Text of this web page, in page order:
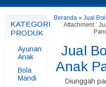
KATEGORI
PRODUK
Ayunan
Anak
Bola
Mandi
Beranda» Jual
Attachment :
Jual
Anak
Diunggah